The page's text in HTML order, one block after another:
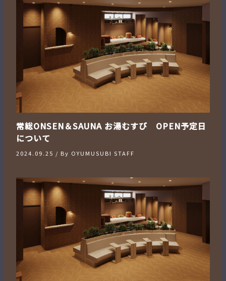
常総ONSEN＆SAUNA お湯むすび OPEN予定日
について
2024.09.25 / By OYUMUSUBI STAFF